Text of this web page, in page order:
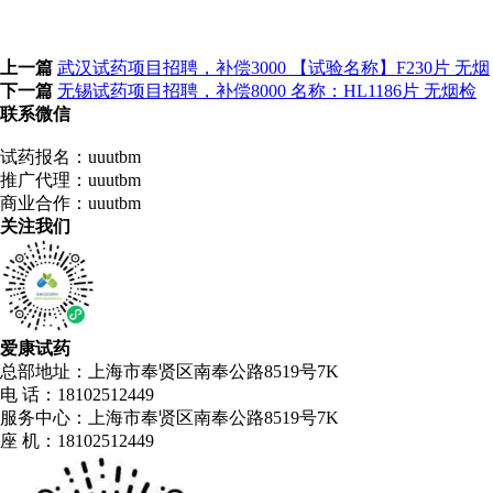
上一篇 武汉试药项目招聘，补偿3000 【试验名称】F230片 无烟
下一篇 无锡试药项目招聘，补偿8000 名称：HL1186片 无烟检
联系微信
试药报名：uuutbm
推广代理：uuutbm
商业合作：uuutbm
关注我们
爱康试药
总部地址：上海市奉贤区南奉公路8519号7K
电 话：18102512449
服务中心：上海市奉贤区南奉公路8519号7K
座 机：18102512449